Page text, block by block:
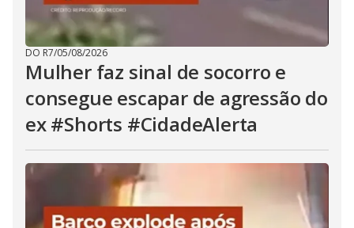
DO R7/05/08/2026
Mulher faz sinal de socorro e
consegue escapar de agressão do
ex #Shorts #CidadeAlerta